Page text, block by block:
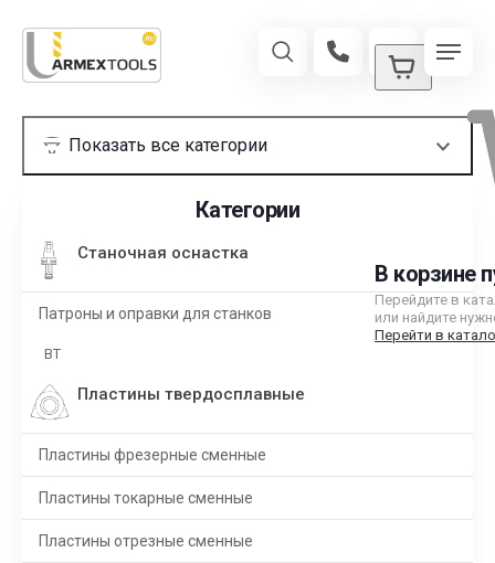
В корзине
Перейдите в
или найдите
Перейти в
Категории
Станочная оснастка
Патроны и оправки для станков
BT
Пластины твердосплавные
Пластины фрезерные сменные
Пластины токарные сменные
Пластины отрезные сменные